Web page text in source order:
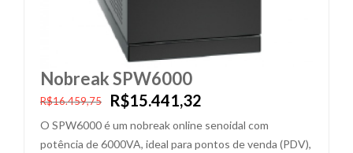
Nobreak SPW6000
R$16.459,75 R$15.441,32
O SPW6000 é um nobreak online senoidal com
potência de 6000VA, ideal para pontos de venda (PDV),